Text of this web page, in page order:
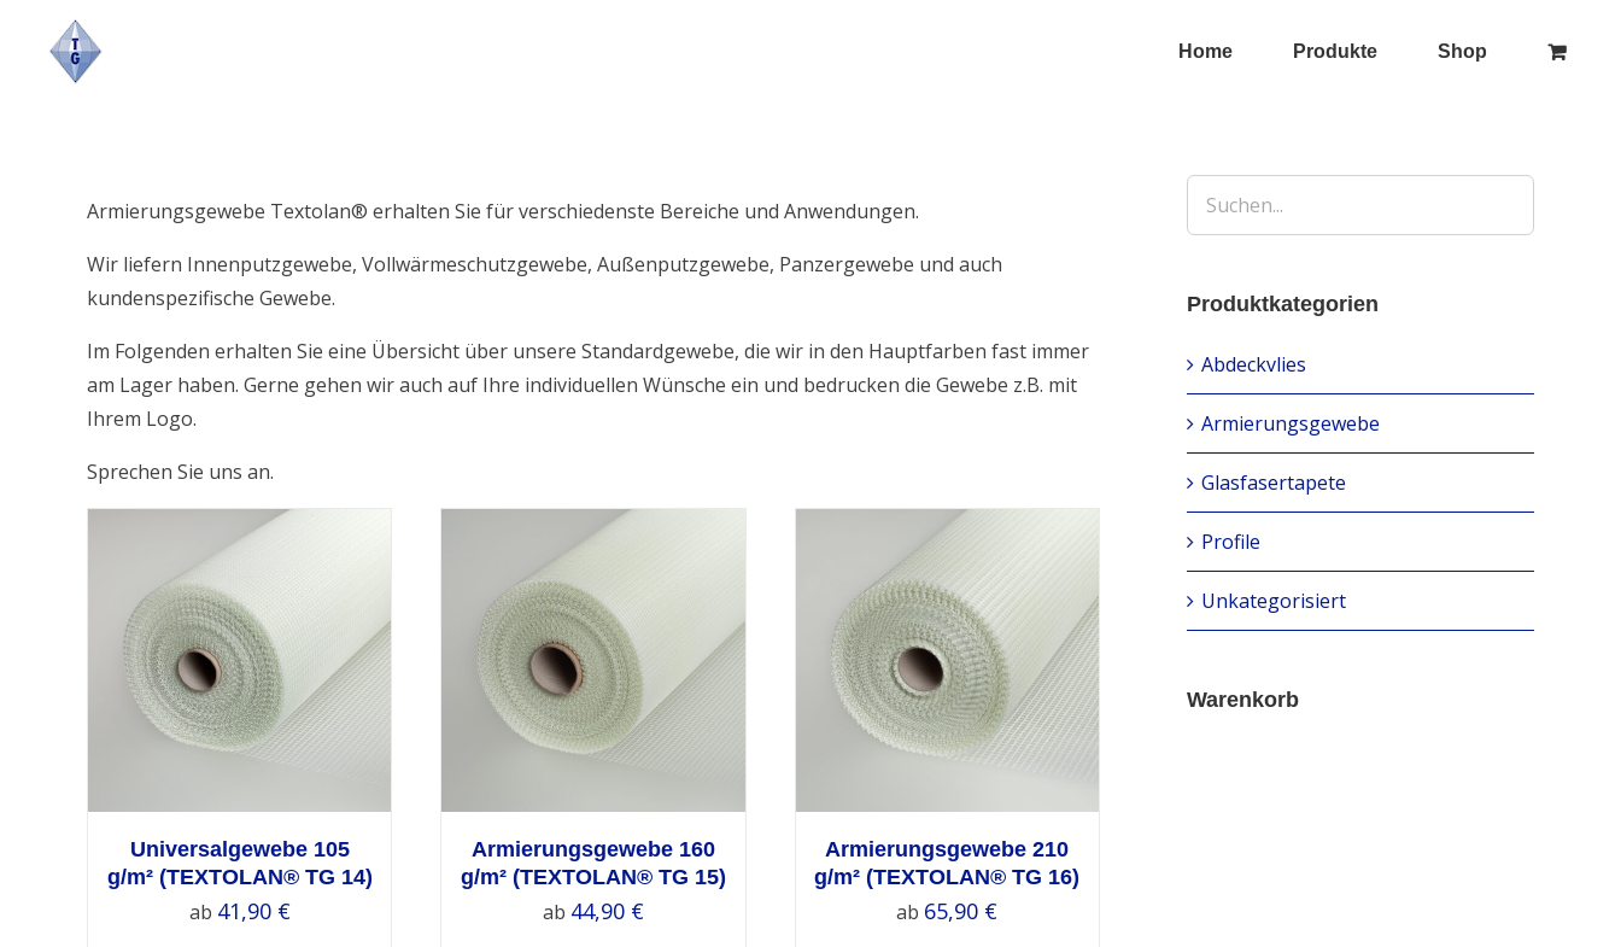
content
Home Produkte Shop
Armierungsgewebe Textolan® erhalten Sie für verschiedenste Bereiche und Anwendungen.
Wir liefern Innenputzgewebe, Vollwärmeschutzgewebe, Außenputzgewebe, Panzergewebe und auch
kundenspezifische Gewebe.
Im Folgenden erhalten Sie eine Übersicht über unsere Standardgewebe, die wir in den Hauptfarben fast immer
am Lager haben. Gerne gehen wir auch auf Ihre individuellen Wünsche ein und bedrucken die Gewebe z.B. mit
Ihrem Logo.
Sprechen Sie uns an.
Universalgewebe 105
g/m² (TEXTOLAN® TG 14)
ab 41,90 €
SELECT OPTIONS DETAILS
Armierungsgewebe 160
g/m² (TEXTOLAN® TG 15)
ab 44,90 €
SELECT OPTIONS DETAILS
Armierungsgewebe 210
g/m² (TEXTOLAN® TG 16)
ab 65,90 €
Produktkategorien
Abdeckvlies
Armierungsgewebe
Glasfasertapete
Profile
Unkategorisiert
Warenkorb